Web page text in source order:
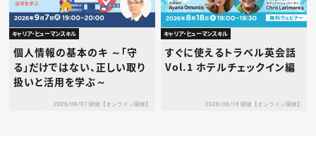
キャリア・ヒューマンスキル
個人情報の基本のキ ～「守
る」だけではない、正しい取り
扱いと活用を学ぶ～
2026/09/07 開催【オンライン開催】
キャリア・ヒューマンスキル
すぐに使えるトラベル英会話
Vol.1 ホテルチェックイン編
2026/08/18 開催【オンライン開催】